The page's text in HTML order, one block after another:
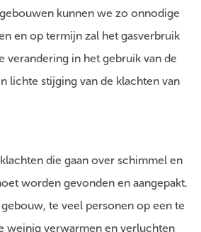
kunnen we zo onnodige
en op termijn zal het gasverbruik
verandering in het gebruik van de
lichte stijging van de klachten van
die gaan over schimmel en
worden gevonden en aangepakt.
te veel personen op een te
weinig verwarmen en verluchten